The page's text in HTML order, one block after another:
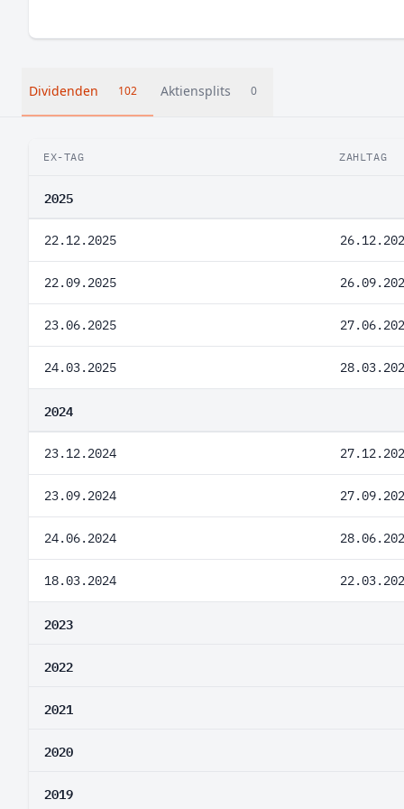
Dividenden 102 Aktiensplits 0
EX-TAG ZAHLTAG
2025
22.12.2025
22.09.2025
23.06.2025
24.03.2025
2024
23.12.2024
23.09.2024
24.06.2024
18.03.2024
2023
2022
2021
2020
2019